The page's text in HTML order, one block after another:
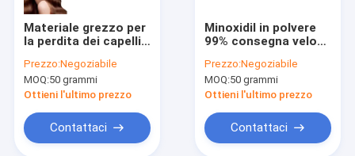
Materiale grezzo per
la perdita dei capelli
scoperto 99%
Minoxidil con
consegna rapida CAS
Prezzo:Negoziabile
MOQ:50 grammi
Ottieni l'ultimo prezzo
Contattaci
Minoxidil in polvere
99% consegna veloce
91-5
Prezzo:Negoziabile
MOQ:50 grammi
Ottieni l'ultimo prezzo
Contattaci